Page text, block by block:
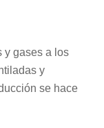
y gases a los
y
se hace